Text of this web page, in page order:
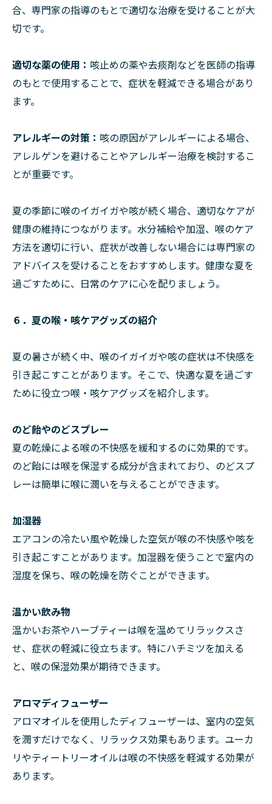
合、専門家の指導のもとで適切な治療を受けることが大
切です。
適切な薬の使用： 咳止めの薬や去痰剤などを医師の指導
のもとで使用することで、症状を軽減できる場合があり
ます。
アレルギーの対策： 咳の原因がアレルギーによる場合、
アレルゲンを避けることやアレルギー治療を検討するこ
とが重要です。
夏の季節に喉のイガイガや咳が続く場合、適切なケアが
健康の維持につながります。水分補給や加湿、喉のケア
方法を適切に行い、症状が改善しない場合には専門家の
アドバイスを受けることをおすすめします。健康な夏を
過ごすために、日常のケアに心を配りましょう。
６．夏の喉・咳ケアグッズの紹介
夏の暑さが続く中、喉のイガイガや咳の症状は不快感を
引き起こすことがあります。そこで、快適な夏を過ごす
ために役立つ喉・咳ケアグッズを紹介します。
のど飴やのどスプレー
夏の乾燥による喉の不快感を緩和するのに効果的です。
のど飴には喉を保湿する成分が含まれており、のどスプ
レーは簡単に喉に潤いを与えることができます。
加湿器
エアコンの冷たい風や乾燥した空気が喉の不快感や咳を
引き起こすことがあります。加湿器を使うことで室内の
湿度を保ち、喉の乾燥を防ぐことができます。
温かい飲み物
温かいお茶やハーブティーは喉を温めてリラックスさ
せ、症状の軽減に役立ちます。特にハチミツを加える
と、喉の保湿効果が期待できます。
アロマディフューザー
アロマオイルを使用したディフューザーは、室内の空気
を潤すだけでなく、リラックス効果もあります。ユーカ
リやティートリーオイルは喉の不快感を軽減する効果が
あります。